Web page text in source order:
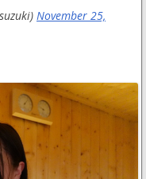
November 25,